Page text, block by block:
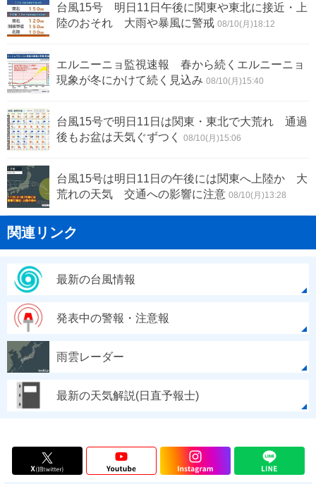
台風15号 明日11日午後に関東や東北に接近・上
陸のおそれ 大雨や暴風に警戒 08/10(月)18:12
エルニーニョ監視速報 春から続くエルニーニョ
現象が冬にかけて続く見込み 08/10(月)15:40
台風15号で明日11日は関東・東北で大荒れ 通過
後もお盆は天気ぐずつく
08/10(月)15:06
台風15号は明日11日の午後には関東へ上陸か 大
荒れの天気 交通への影響に注意 08/10(月)13:28
関連リンク
最新の台風情報
発表中の警報・注意報
雨雲レーダー
最新の天気解説(日直予報士)